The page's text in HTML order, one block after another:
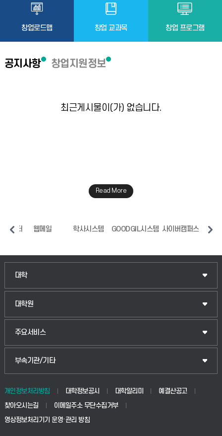
창업로드맵 창업 교과목 창업 프로그램
공지사항
최근게시물이(가) 없습니다.
Read More
창업지원정보
원센터 웹메일 학사시스템 GOODGIL시스템 사이버캠퍼스 중
대학
인문융합공공인재학부
법경영학부
생명공학부
대학원
일반대학원
산업대학원
공공정책대학원
교육대학원
주요서비스
입학안내
웹메일
학사시스템(전문학사 및 전공심화)
부속기관/기타
중앙도서관
학생생활관(안성)
개인정보처리방침 대학정보공시 대학알리미
예결산공고
찾아오시는길
이메일주소 무단수집거부
영상정보처리기기 운영·관리 방침